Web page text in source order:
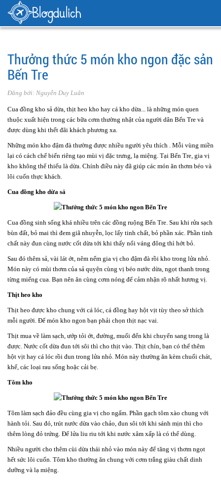
Trang chủ Nhật ký xê dịch
kho ngon đặc sản Bến Tre
Thưởng thức 5 món kho ngon đặc sản
Bến Tre
Đăng bởi: Nguyễn Duy Luân
Cua đồng kho sả dừa, thịt heo kho hay cá kho dừa... là những món quen
thuộc xuất hiện trong các bữa cơm thường nhật của người dân Bến Tre và
được dùng khi thết đãi khách phương xa.
Những món kho đậm đà thường được nhiều người yêu thích . Mỗi vùng miền
lại có cách chế biến riêng tạo mùi vị đặc trưng, lạ miệng. Tại Bến Tre, gia vị
kho không thể thiếu là dừa. Chính điều này đã giúp các món ăn thơm béo và
lôi cuốn thực khách.
Cua đồng kho dừa sả
Cua đồng sinh sống khá nhiều trên các đồng ruộng Bến Tre. Sau khi rửa sạch
bùn đất, bỏ mai thì đem giã nhuyễn, lọc lấy tinh chất, bỏ phần xác. Phần tinh
chất này đun cùng nước cốt dừa tới khi thấy nổi váng đông thì hớt bỏ.
Sau đó thêm sả, vài lát ớt, nêm nếm gia vị cho đậm đà rồi kho trong lửa nhỏ.
Món này có mùi thơm của sả quyện cùng vị béo nước dừa, ngọt thanh trong
từng miếng cua. Bạn nên ăn cùng cơm nóng để cảm nhận rõ nhất hương vị.
Thịt heo kho
Thịt heo được kho chung với cá lóc, cá đồng hay hột vịt tùy theo sở thích
mỗi người. Để món kho ngon bạn phải chọn thịt nạc vai.
Thịt mua về làm sạch, ướp tỏi ớt, đường, muối đến khi chuyển sang trong là
được. Nước cốt dừa đun tới sôi thì cho thịt vào. Thịt chín, bạn có thể thêm
hột vịt hay cá lóc rồi đun trong lửa nhỏ. Món này thường ăn kèm chuối chát,
khế, các loại rau sống hoặc cải bẹ.
Tôm kho
Tôm làm sạch đảo đều cùng gia vị cho ngấm. Phần gạch tôm xào chung với
hành tỏi. Sau đó, trút nước dừa vào chảo, đun sôi tới khi sánh mịn thì cho
thêm lòng đỏ trứng. Để lửa liu riu tới khi nước xâm xấp là có thể dùng.
Nhiều người cho thêm cùi dừa thái nhỏ vào món này để tăng vị thơm ngọt
hết sức lôi cuốn. Tôm kho thường ăn chung với cơm trắng giàu chất dinh
dưỡng và lạ miệng.